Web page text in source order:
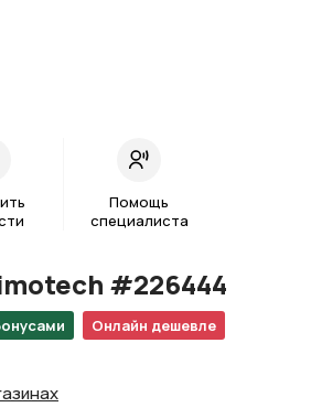
Помощь
специалиста
Онлайн дешевле
#226444